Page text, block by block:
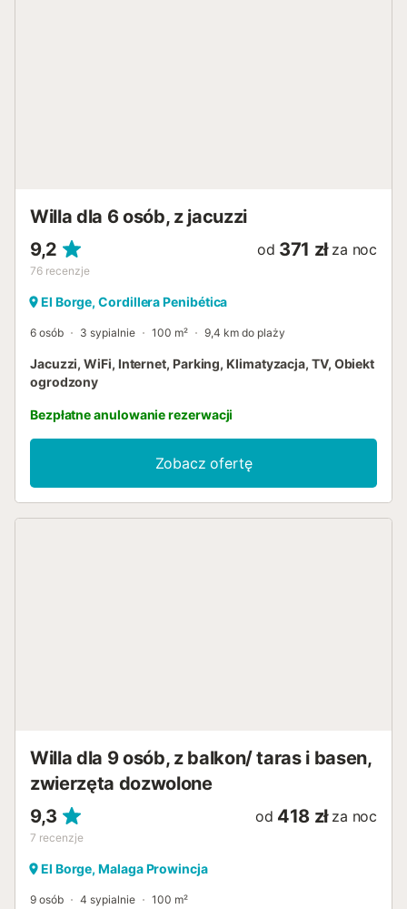
Willa dla 6 osób, z jacuzzi
9,2
76 recenzje
od 371 zł za noc
El Borge, Cordillera Penibética
6 osób 3 sypialnie 100 m² 9,4 km do plaży
Jacuzzi, WiFi, Internet, Parking, Klimatyzacja, TV, Obiekt
ogrodzony
Bezpłatne anulowanie rezerwacji
Zobacz ofertę
Willa dla 9 osób, z balkon/ taras i basen,
zwierzęta dozwolone
9,3
7 recenzje
od 418 zł za noc
El Borge, Malaga Prowincja
9 osób 4 sypialnie 100 m²